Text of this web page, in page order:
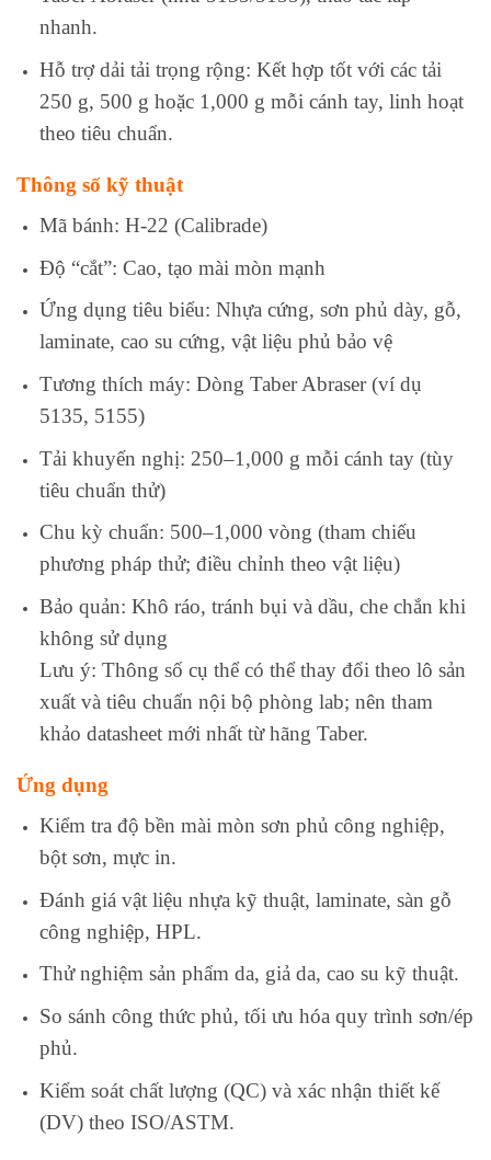
nhanh.
Hỗ trợ dải tải trọng rộng: Kết hợp tốt với các tải
250 g, 500 g hoặc 1,000 g mỗi cánh tay, linh hoạt
theo tiêu chuẩn.
Thông số kỹ thuật
Mã bánh: H-22 (Calibrade)
Độ “cắt”: Cao, tạo mài mòn mạnh
Ứng dụng tiêu biểu: Nhựa cứng, sơn phủ dày, gỗ,
laminate, cao su cứng, vật liệu phủ bảo vệ
Tương thích máy: Dòng Taber Abraser (ví dụ
5135, 5155)
Tải khuyến nghị: 250–1,000 g mỗi cánh tay (tùy
tiêu chuẩn thử)
Chu kỳ chuẩn: 500–1,000 vòng (tham chiếu
phương pháp thử; điều chỉnh theo vật liệu)
Bảo quản: Khô ráo, tránh bụi và dầu, che chắn khi
không sử dụng
Lưu ý: Thông số cụ thể có thể thay đổi theo lô sản
xuất và tiêu chuẩn nội bộ phòng lab; nên tham
khảo datasheet mới nhất từ hãng Taber.
Ứng dụng
Kiểm tra độ bền mài mòn sơn phủ công nghiệp,
bột sơn, mực in.
Đánh giá vật liệu nhựa kỹ thuật, laminate, sàn gỗ
công nghiệp, HPL.
Thử nghiệm sản phẩm da, giả da, cao su kỹ thuật.
So sánh công thức phủ, tối ưu hóa quy trình sơn/ép
phủ.
Kiểm soát chất lượng (QC) và xác nhận thiết kế
(DV) theo ISO/ASTM.